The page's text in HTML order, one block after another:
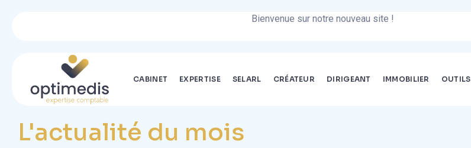
Bienvenue sur notre nouveau site !
CABINET EXPERTISE SELARL CRÉATEUR DIRIGEANT IMMOBILIER OUTILS
L'actualité du mois